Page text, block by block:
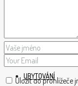
UBYTOVÁNÍ
Uložit do prohlížeče